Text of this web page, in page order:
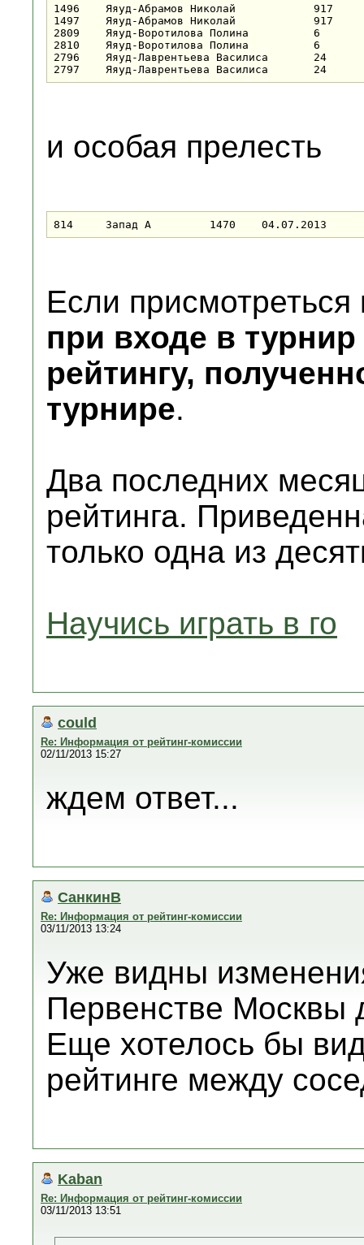
1496	Яяуд-Абрамов Николай		917	08.09.2013
1497	Яяуд-Абрамов Николай		917	08.09.2013
2809	Яяуд-Воротилова Полина		6	08.09.2013
2810	Яяуд-Воротилова Полина		6	08.09.2013
2796	Яяуд-Лаврентьева Василиса	24	08.09.2013
и особая прелесть
814	Запад А		1470	04.07.2013
Если
при входе в турнир
рейтингу,
турнире.
Два последних
рейтинга.
только одна из
Научись играть в го
could
Re: Информация от рейтинг-комиссии
02/11/2013 15:27
ждем ответ...
СанкинB
Re: Информация от рейтинг-комиссии
03/11/2013 13:24
Уже видны
Первенстве Москвы
Еще хотелось бы
рейтинге между
Kaban
Re: Информация от рейтинг-комиссии
03/11/2013 13:51